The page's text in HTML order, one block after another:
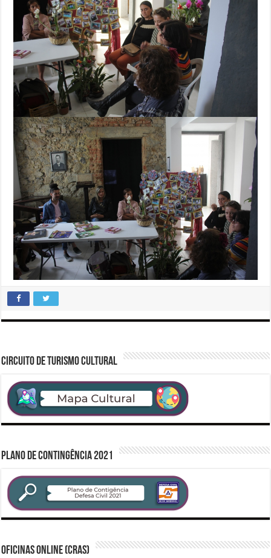
CIRCUITO DE TURISMO CULTURAL
PLANO DE CONTINGÊNCIA 2021
Oficinas Online (CRAS)